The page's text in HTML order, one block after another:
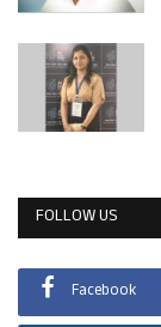
FOLLOW US
Facebook